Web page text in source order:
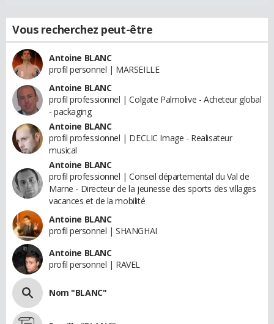
Vous recherchez peut-être
Antoine BLANC
profil personnel | MARSEILLE
Antoine BLANC
profil professionnel | Colgate Palmolive - Acheteur global
- packaging
Antoine BLANC
profil professionnel | DECLIC Image - Realisateur
musical
Antoine BLANC
profil professionnel | Conseil départemental du Val de
Marne - Directeur de la jeunesse des sports des villages
vacances et de la mobilité
Antoine BLANC
profil personnel | SHANGHAI
Antoine BLANC
profil personnel | RAVEL
Nom "BLANC"